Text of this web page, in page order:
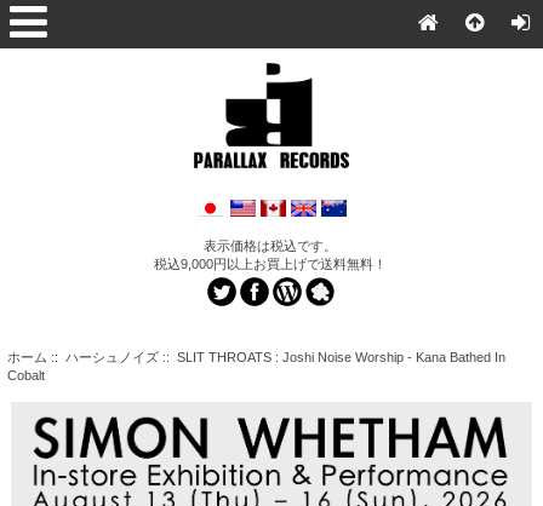
表示価格は税込です。
税込9,000円以上お買上げで送料無料！
ホーム :: ハーシュノイズ:: SLIT THROATS : Joshi Noise Worship - Kana Bathed In
Cobalt